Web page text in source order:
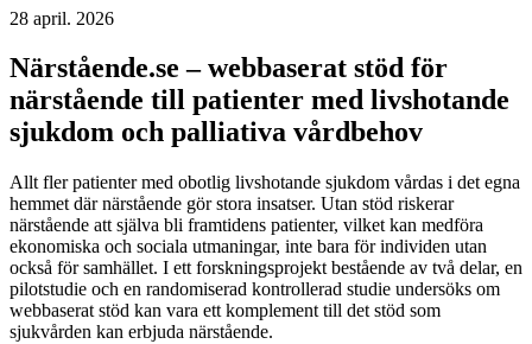
28 april. 2026
Närstående.se – webbaserat stöd för
närstående till patienter med livshotande
sjukdom och palliativa vårdbehov
Allt fler patienter med obotlig livshotande sjukdom vårdas i det egna
hemmet där närstående gör stora insatser. Utan stöd riskerar
närstående att själva bli framtidens patienter, vilket kan medföra
ekonomiska och sociala utmaningar, inte bara för individen utan
också för samhället. I ett forskningsprojekt bestående av två delar, en
pilotstudie och en randomiserad kontrollerad studie undersöks om
webbaserat stöd kan vara ett komplement till det stöd som
sjukvården kan erbjuda närstående.